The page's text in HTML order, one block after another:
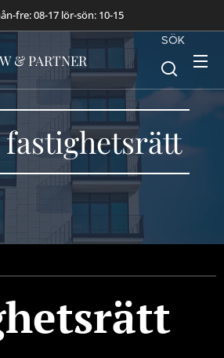
fre: 08-17 lör-sön: 10-15
& PARTNER
SÖK
fastighetsrätt